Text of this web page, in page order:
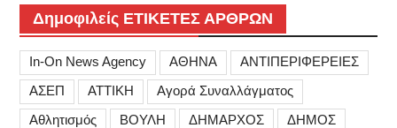
Δημοφιλείς ΕΤΙΚΕΤΕΣ ΑΡΘΡΩΝ
In-On News Agency ΑΘΗΝΑ
ΑΝΤΙΠΕΡΙΦΕΡΕΙΕΣ
ΑΣΕΠ
ΑΤΤΙΚΗ
Αγορά Συναλλάγματος
Αθλητισμός
ΒΟΥΛΗ ΔΗΜΑΡΧΟΣ
ΔΗΜΟΣ